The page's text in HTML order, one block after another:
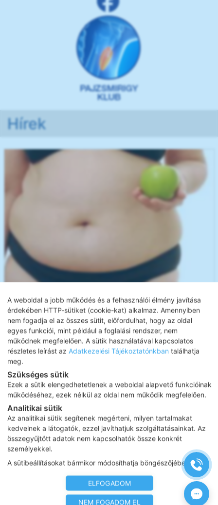
A weboldal a jobb működés és a felhasználói élmény javítása
érdekében HTTP-sütiket (cookie-kat) alkalmaz. Amennyiben
nem fogadja el az összes sütit, előfordulhat, hogy az oldal
egyes funkciói, mint például a foglalási rendszer, nem
működnek megfelelően. A sütik használatával kapcsolatos
részletes leírást az Adatkezelési Tájékoztatónkban találhatja
meg.
Szükséges sütik
Ezek a sütik elengedhetetlenek a weboldal alapvető funkcióinak
működéséhez, ezek nélkül az oldal nem működik megfelelően.
Analitikai sütik
Az analitikai sütik segítenek megérteni, milyen tartalmakat
kedvelnek a látogatók, ezzel javíthatjuk szolgáltatásainkat. Az
összegyűjtött adatok nem kapcsolhatók össze konkrét
személyekkel.
A sütibeállításokat bármikor módosíthatja böngészőjében.
ELFOGADOM
NEM FOGADOM EL
Hírek
Metabolikus szindróma: így csökkenthető a
komoly kockázat
A magas vérnyomás, a hasi elhízás, az emelkedett
vércukor, a kóros vérzsírok együttesen hozzák létre a
metabolikus szindrómát, ami számos súlyos betegség
kockázatát növeli.
Endokrinközpont – Prima Medica endokrinológusa,
diabetológus, belgyógyász, a zsíranyagcsere-zavarok
specialistája arról beszélt, miért esik egyre több szó a
kardiometabolikus kockázatról és hogyan lehet ezt
csökkenteni.
További részletek